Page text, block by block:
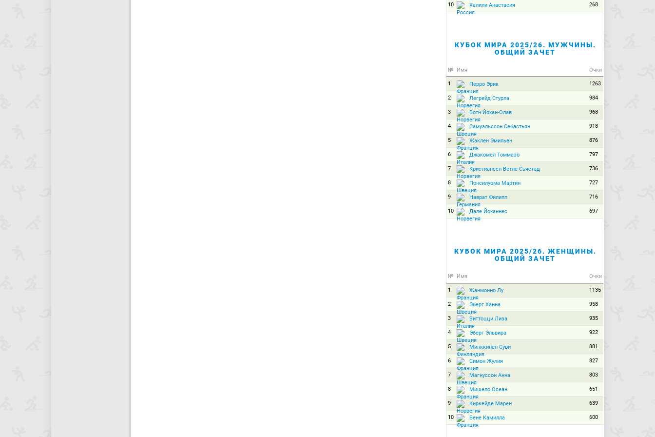
10 Халили Анастасия 268
КУБОК МИРА 2025/26. МУЖЧИНЫ.
ОБЩИЙ ЗАЧЕТ
№ Имя Очки
1 Перро Эрик 1263
2 Легрейд Стурла 984
3 Ботн Йохан-Олав 968
4 Самуэльссон Себастьян 918
5 Жаклен Эмильен 876
6 Джакомел Томмазо 797
7 Кристиансен Ветле-Сьястад 736
8 Понсилуома Мартин 727
9 Наврат Филипп 716
10 Дале Йоханнес 697
КУБОК МИРА 2025/26. ЖЕНЩИНЫ.
ОБЩИЙ ЗАЧЕТ
№ Имя Очки
1 Жанмонно Лу 1135
2 Эберг Ханна 958
3 Виттоцци Лиза 935
4 Эберг Эльвира 922
5 Минккинен Суви 881
6 Симон Жулия 827
7 Магнуссон Анна 803
8 Мишело Осеан 651
9 Киркейде Марен 639
10 Бене Камилла 600